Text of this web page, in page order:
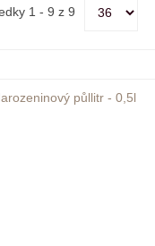
1 - 9 z 9